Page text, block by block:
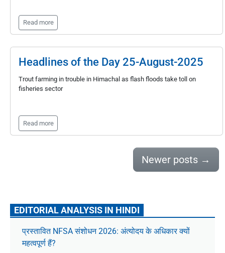
Read more
Headlines of the Day 25-August-2025
Trout farming in trouble in Himachal as flash floods take toll on
fisheries sector
Read more
Newer posts →
EDITORIAL ANALYSIS IN HINDI
प्रस्तावित NFSA संशोधन 2026: अंत्योदय के अधिकार क्यों
महत्वपूर्ण हैं?